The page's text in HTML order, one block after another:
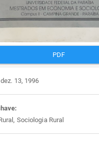
PDF
dez. 13, 1996
Sociologia Rural